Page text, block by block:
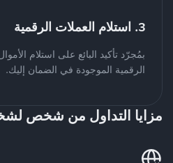
3. استلام العملات الرقمية
بمُجرّد تأكيد البائع على استلام
الرقمية الموجودة في الضمان إليك.
مزايا التداول من شخص